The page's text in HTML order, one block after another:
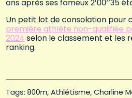
ans après ses fameux 2’00’’35
Un petit lot de consolation pour
première athlète non-qualifiée
2024 selon le classement et les
ranking.
Tags: 800m Athlétisme Charline